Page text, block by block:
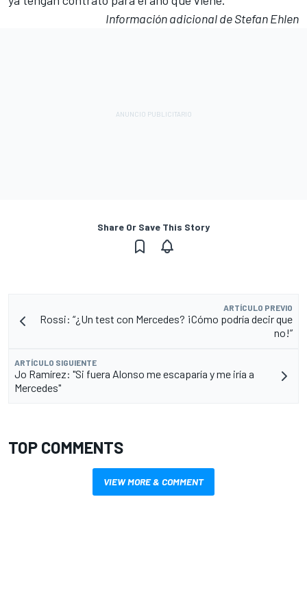
Información adicional de Stefan Ehlen
Share Or Save This Story
ARTÍCULO PREVIO
Rossi: “¿Un test con Mercedes? ¡Cómo podría decir que
no!”
ARTÍCULO SIGUIENTE
Jo Ramírez: "Si fuera Alonso me escaparía y me iría a
Mercedes"
TOP COMMENTS
VIEW MORE & COMMENT